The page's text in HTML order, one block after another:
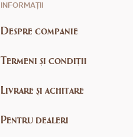
INFORMAȚII
Despre companie
Termeni și condiții
Livrare și achitare
Pentru dealeri